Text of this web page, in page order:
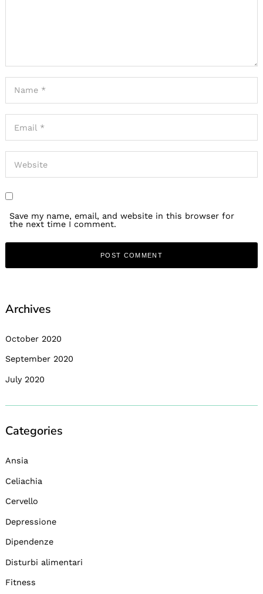
Save my name, email, and website in this browser for
the next time I comment.
Archives
October 2020
September 2020
July 2020
Categories
Ansia
Celiachia
Cervello
Depressione
Dipendenze
Disturbi alimentari
Fitness